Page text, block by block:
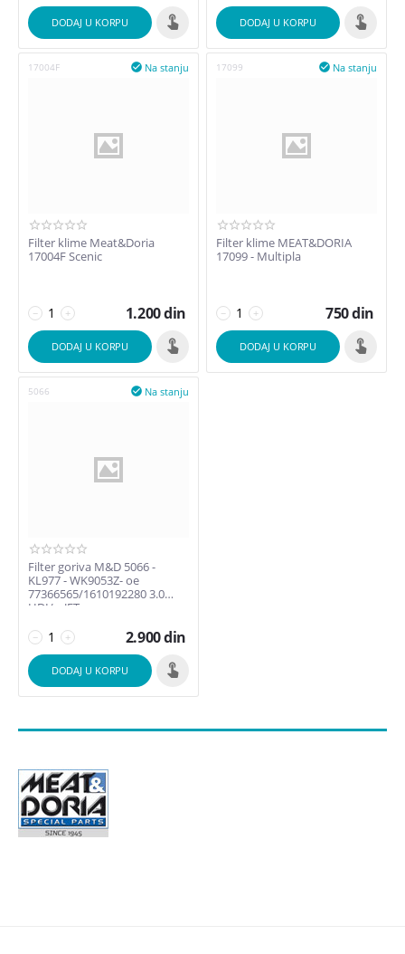
DODAJ U KORPU DODAJ U KORPU
17004F Na stanju

Filter klime Meat&Doria
17004F Scenic
+
− 1.200din
DODAJ U KORPU
17099 Na stanju

Filter klime MEAT&DORIA
17099 - Multipla
+
− 750din
DODAJ U KORPU
5066 Na stanju

Filter goriva M&D 5066 -
KL977 - WK9053Z- oe
77366565/1610192280 3.0
HDI/mJET
+
− 2.900din
DODAJ U KORPU